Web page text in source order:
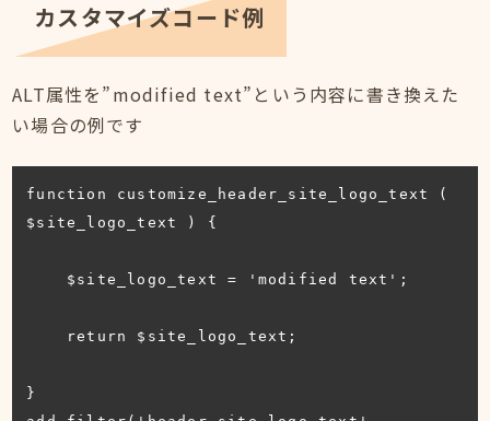
カスタマイズコード例
ALT属性を”modified text”という内容に書き換えた
い場合の例です
function customize_header_site_logo_text (
$site_logo_text ) {
}